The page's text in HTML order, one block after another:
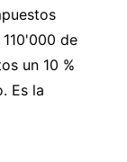
de
un 10 %
Es la